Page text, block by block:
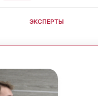
ЭКСПЕРТЫ